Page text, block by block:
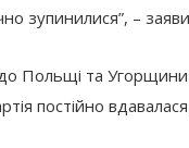
зупинилися”, –
Польщі та Угорщини
постійно